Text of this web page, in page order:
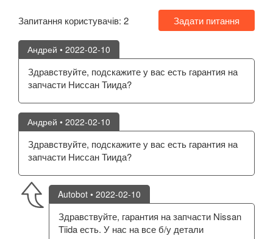
Запитання користувачів: 2 Задати питання
Андрей • 2022-02-10
Здравствуйте, подскажите у вас есть гарантия на
запчасти Ниссан Тиида?
Андрей • 2022-02-10
Здравствуйте, подскажите у вас есть гарантия на
запчасти Ниссан Тиида?
Autobot • 2022-02-10
Здравствуйте, гарантия на запчасти Nissan
Tiida есть. У нас на все б/у детали